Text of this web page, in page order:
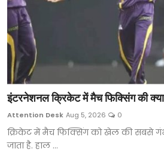
इंटरनेशनल क्रिकेट में मैच फिक्सिंग की
Attention Desk Aug 5, 2026 0
क्रिकेट में मैच फिक्सिंग को खेल की सबसे
जाता है. हाल ...